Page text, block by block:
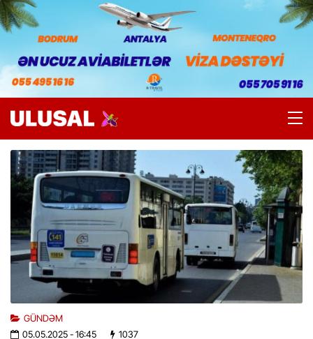
GÜNDƏM
05.05.2025- 16:45 1037